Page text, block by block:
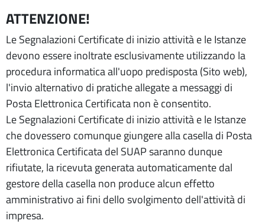
ATTENZIONE!
Le Segnalazioni Certificate di inizio attività e le Istanze
devono essere inoltrate esclusivamente utilizzando la
procedura informatica all'uopo predisposta (Sito web),
l'invio alternativo di pratiche allegate a messaggi di
Posta Elettronica Certificata non è consentito.
Le Segnalazioni Certificate di inizio attività e le Istanze
che dovessero comunque giungere alla casella di Posta
Elettronica Certificata del SUAP saranno dunque
rifiutate, la ricevuta generata automaticamente dal
gestore della casella non produce alcun effetto
amministrativo ai fini dello svolgimento dell'attività di
impresa.